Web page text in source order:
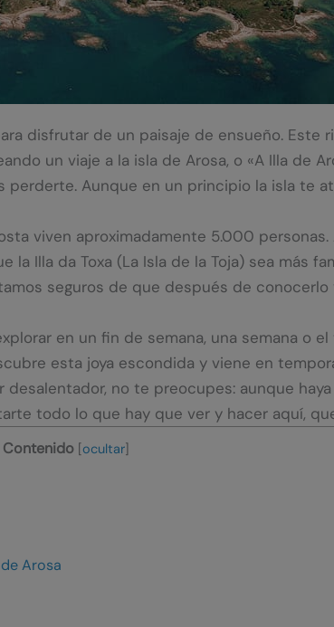
disfrutar de un paisaje de ensueño. Este
un viaje a la isla de Arosa, o «A Illa de
Aunque en un principio la isla te
viven aproximadamente 5.000
Illa da Toxa (La Isla de la Toja) sea más
seguros de que después de
en un fin de semana, una semana o
esta joya escondida y viene en
no te preocupes: aunque
todo lo que hay que ver y hacer aquí,
Contenido [ocultar]
Arosa